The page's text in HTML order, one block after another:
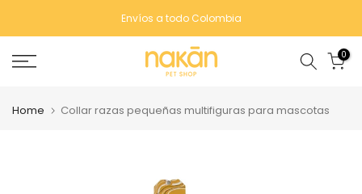
contenido
Envíos a todo Colombia
0
Home Collar razas pequeñas multifiguras para mascotas